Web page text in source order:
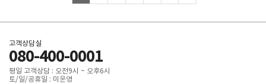
고객상담실
080-400-0001
평일 고객상담 : 오전9시 ~ 오후6시
토/일/공휴일 : 미운영